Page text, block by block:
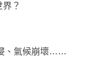
？
、氣候崩壞……